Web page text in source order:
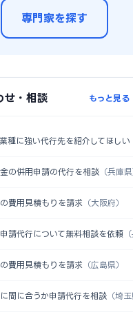
専門家を探す
せ・相談 もっと見る
種に強い代行先を紹介してほしい
の併用申請の代行を相談 （兵庫県
費用見積もりを請求 （大阪府）
請代行について無料相談を依頼
費用見積もりを請求 （広島県）
間に合うか申請代行を相談 （埼玉